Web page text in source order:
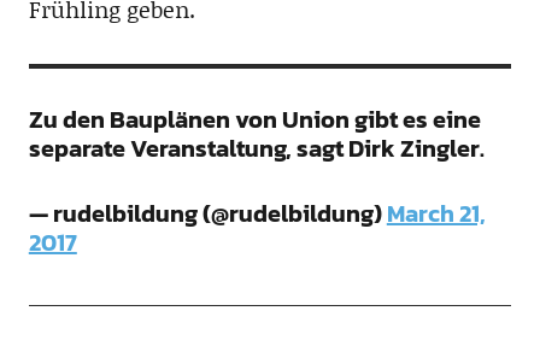
Frühling geben.
Zu den Bauplänen von Union gibt es eine
separate Veranstaltung, sagt Dirk Zingler.
— rudelbildung (@rudelbildung)March 21,
2017